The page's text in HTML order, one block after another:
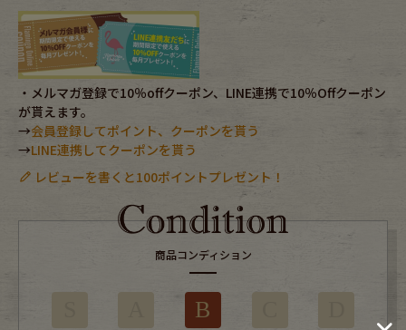
Eye Wear
Bag Stall・Scarf
Accessory Shoes
Belt antique goods
Keyring vintage bicycle
・メルマガ登録で10％offクーポン、LINE連携で10％Offクーポン
が貰えます。
→会員登録してポイント、クーポンを貰う
→LINE連携してクーポンを貰う
レビューを書くと100ポイントプレゼント！
商品コンディション
B